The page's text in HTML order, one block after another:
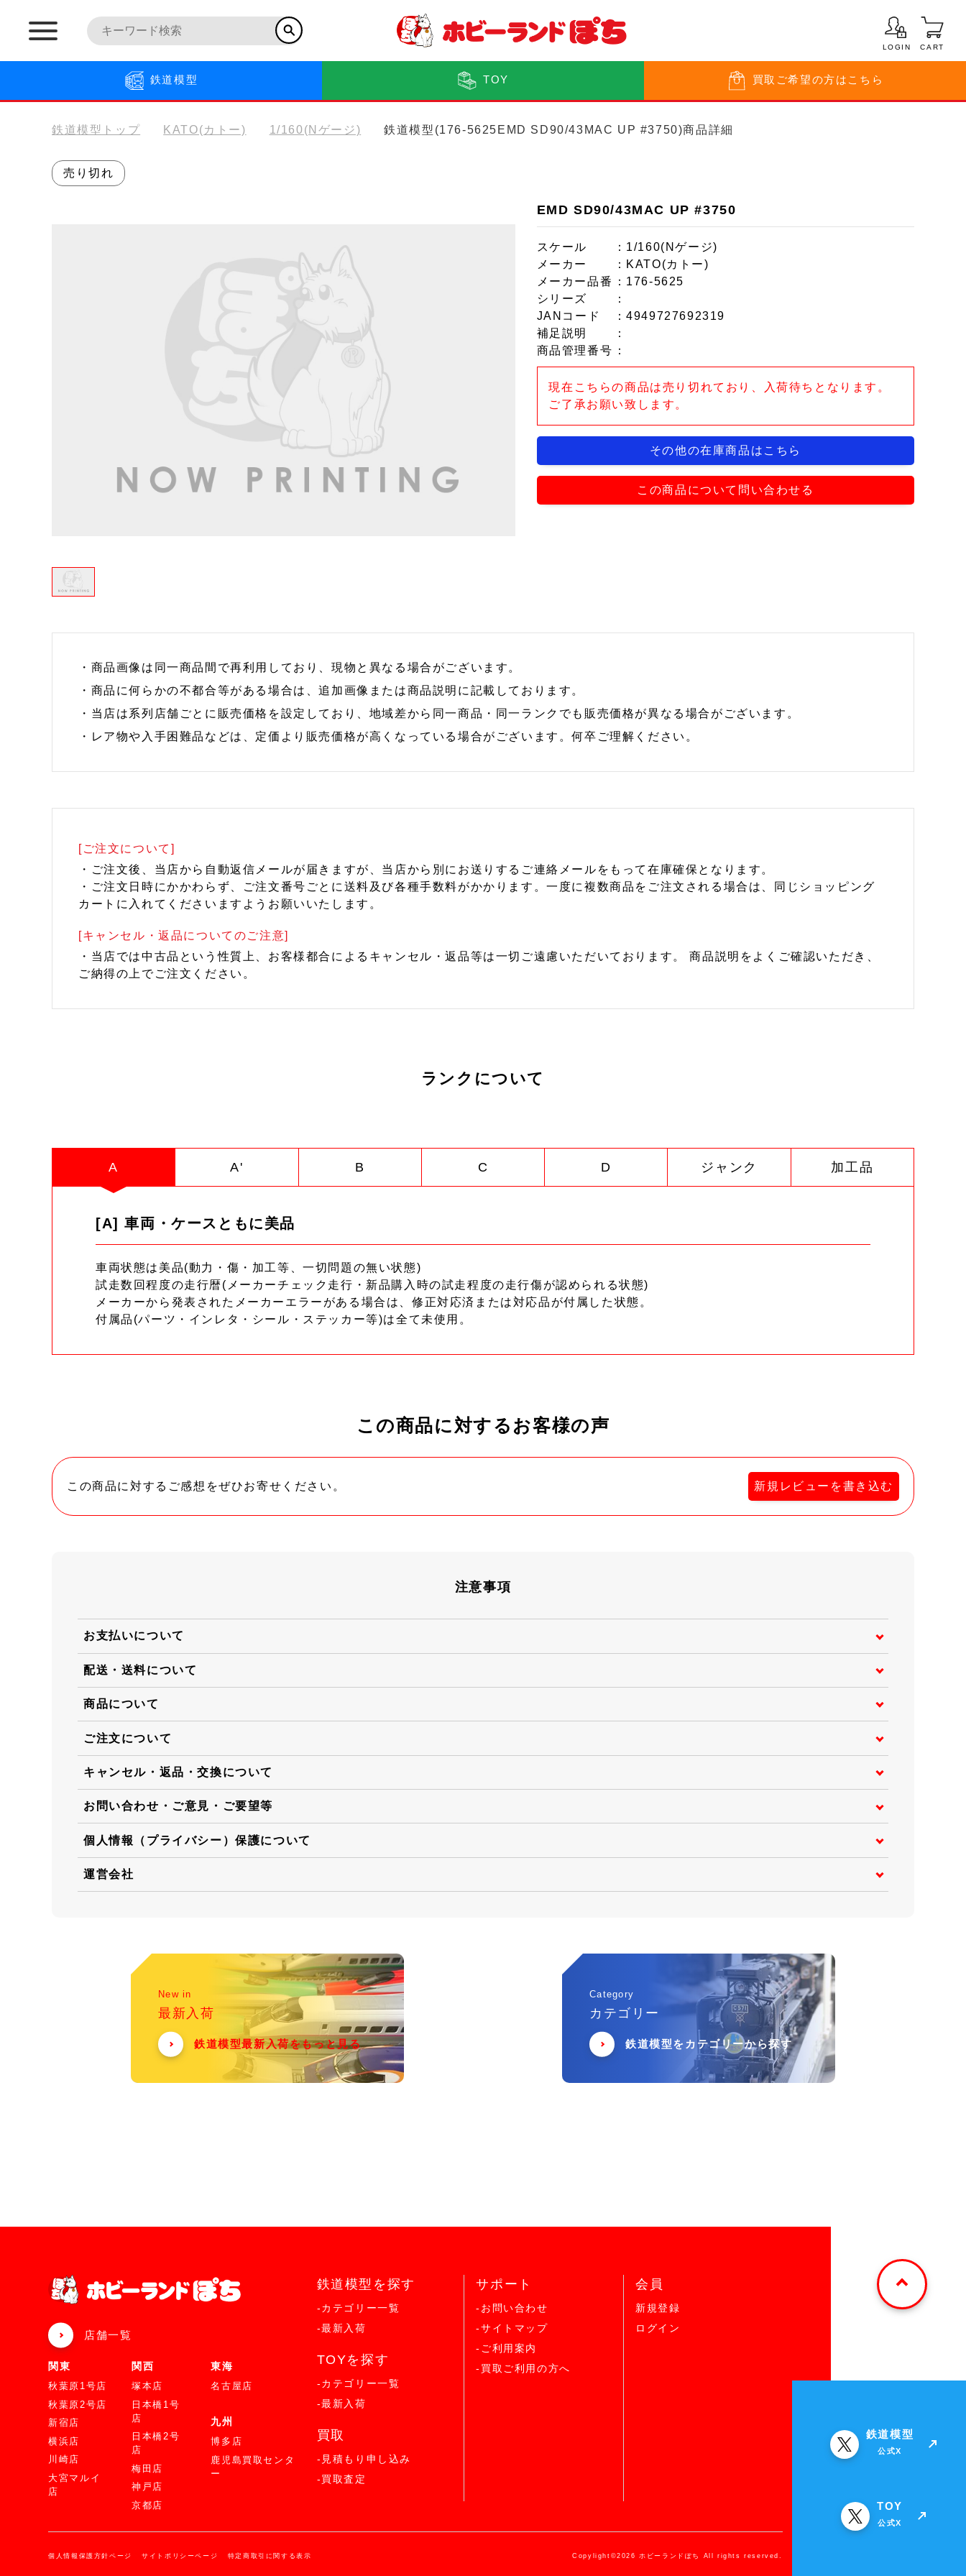
LOGIN CART
鉄道模型 TOY 買取 ご希望の方はこちら
鉄道模型トップ KATO(カトー) 1/160(Nゲージ) 鉄道模型(176-5625EMD SD90/43MAC UP #3750)商品詳細
売り切れ
EMD SD90/43MAC UP #3750
スケール
：1/160(Nゲージ)
メーカー
：KATO(カトー)
メーカー品番
：176-5625
シリーズ
：
JANコード
：4949727692319
補足説明
：
商品管理番号 ：
現在こちらの商品は売り切れており、入荷待ちとなります。
ご了承お願い致します。
その他の在庫商品はこちら
この商品について問い合わせる
・商品画像は同一商品間で再利用しており、現物と異なる場合がございます。
・商品に何らかの不都合等がある場合は、追加画像または商品説明に記載しております。
・当店は系列店舗ごとに販売価格を設定しており、地域差から同一商品・同一ランクでも販売価格が異なる場合がございます。
・レア物や入手困難品などは、定価より販売価格が高くなっている場合がございます。何卒ご理解ください。
[ご注文について]
・ご注文後、当店から自動返信メールが届きますが、当店から別にお送りするご連絡メールをもって在庫確保となります。
・ご注文日時にかかわらず、ご注文番号ごとに送料及び各種手数料がかかります。一度に複数商品をご注文される場合は、同じショッピング
カートに入れてくださいますようお願いいたします。
[キャンセル・返品についてのご注意]
・当店では中古品という性質上、お客様都合によるキャンセル・返品等は一切ご遠慮いただいております。 商品説明をよくご確認いただき、
ご納得の上でご注文ください。
ランクについて
A A' B C D ジャンク 加工品
[A] 車両・ケースともに美品
車両状態は美品(動力・傷・加工等、一切問題の無い状態)
試走数回程度の走行暦(メーカーチェック走行・新品購入時の試走程度の走行傷が認められる状態)
メーカーから発表されたメーカーエラーがある場合は、修正対応済または対応品が付属した状態。
付属品(パーツ・インレタ・シール・ステッカー等)は全て未使用。
この商品に対するお客様の声
この商品に対するご感想をぜひお寄せください。 新規レビューを書き込む
注意事項
お支払いについて
配送・送料について
商品について
ご注文について
キャンセル・返品・交換について
お問い合わせ・ご意見・ご要望等
個人情報（プライバシー）保護について
運営会社
New in
最新入荷
鉄道模型最新入荷をもっと見る
Category
カテゴリー
鉄道模型をカテゴリーから探す
店舗一覧
関東
秋葉原1号店
秋葉原2号店
新宿店
横浜店
川崎店
大宮マルイ
店
関西
塚本店
日本橋1号
店
日本橋2号
店
梅田店
神戸店
京都店
東海
名古屋店
九州
博多店
鹿児島買取センタ
ー
鉄道模型を探す
-カテゴリー一覧
-最新入荷
TOYを探す
-カテゴリー一覧
-最新入荷
買取
-見積もり申し込み
-買取査定
サポート
-お問い合わせ
-サイトマップ
-ご利用案内
-買取ご利用の方へ
会員
新規登録
ログイン
個人情報保護方針ページ サイトポリシーページ 特定商取引に関する表示 Copylight©2026 ホビーランドぽち All rights reserved.
鉄道模型
公式X
TOY
公式X